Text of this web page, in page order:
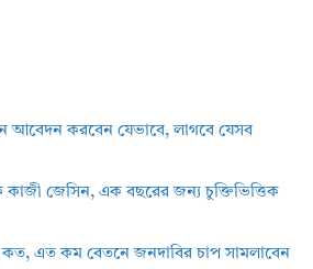
আবেদন করবেন যেভাবে, লাগবে যেসব
কাজী জেসিন, এক বছরের জন্য চুক্তিভিত্তিক
কত, এত কম বেতনে জনদাবির চাপ সামলাবেন